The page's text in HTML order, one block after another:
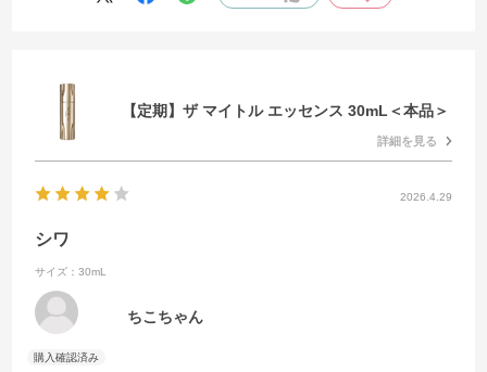
これからはずっと使い続けて行きます
【定期】ザ マイトル エッセンス 30mL＜本品＞
詳細を見る
2026.4.29
シワ
サイズ：30mL
ちこちゃん